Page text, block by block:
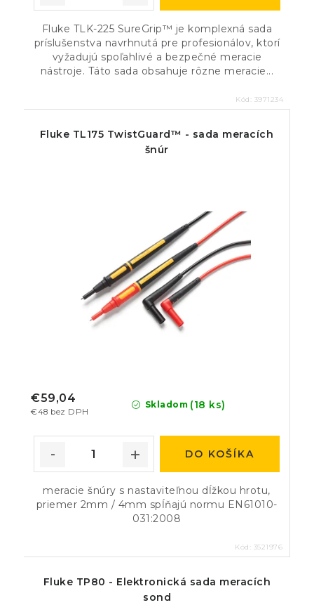
Fluke TLK-225 SureGrip™ je komplexná sada
príslušenstva navrhnutá pre profesionálov, ktorí
vyžadujú spoľahlivé a bezpečné meracie
nástroje. Táto sada obsahuje rôzne meracie...
Kód: 3971234
Fluke TL175 TwistGuard™ - sada meracích
šnúr
Skladom (18 ks)
€48 bez DPH
€59,04
DO KOŠÍKA
meracie šnúry s nastaviteľnou dĺžkou hrotu,
priemer 2mm / 4mm spĺňajú normu EN61010-
031:2008
Kód: 3521976
Fluke TP80 - Elektronická sada meracích
sond